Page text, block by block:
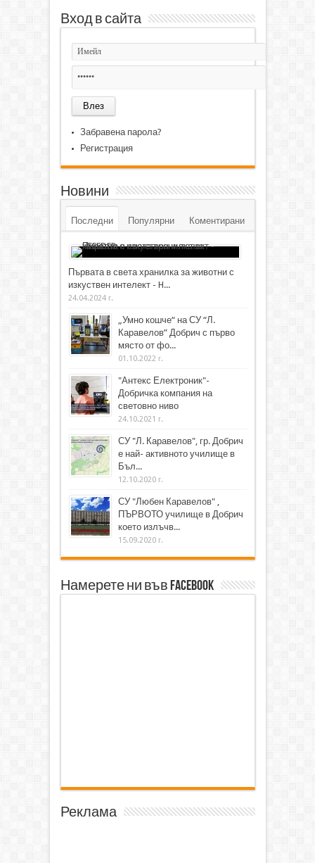
Вход в сайта
Забравена парола?
Регистрация
Новини
Последни Популярни Коментирани
Първата в света хранилка за животни с
изкуствен интелект - H...
24.04.2024 г.
„Умно кошче“ на СУ “Л.
Каравелов” Добрич с първо
място от фо...
01.10.2022 г.
"Антекс Електроник"-
Добричка компания на
световно ниво
24.10.2021 г.
СУ "Л. Каравелов", гр. Добрич
е най- активното училище в
Бъл...
12.10.2020 г.
СУ "Любен Каравелов" ,
ПЪРВОТО училище в Добрич
което излъчв...
15.09.2020 г.
Намерете ни във Facebook
Реклама